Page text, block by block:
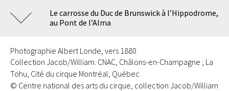
Le carrosse du Duc de Brunswick à l’Hippodrome,
au Pont de l’Alma
Photographie Albert Londe, vers 1880
Collection Jacob/William. CNAC, Châlons-en-Champagne ; La
Tohu, Cité du cirque Montréal, Québec
© Centre national des arts du cirque, collection Jacob/William